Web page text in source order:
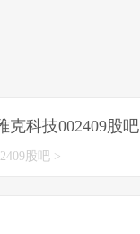
克科技002409股吧
股吧 >